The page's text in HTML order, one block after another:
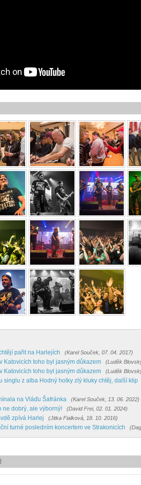
pařit na Harlejích (Karel Souček, 07. 04. 2017)
Katovicích toho byl jasným důkazem (Luděk
Katovicích toho byl jasným důkazem (Luděk
singlu z alba Hodný holky zlý kluky chtěj, další klip
na Vláďu Šafránka (Karel Souček, 13. 06. 2022)
ne dobrý, ale výborný! (David Frei, 02. 01. 2024)
zpívá Harlej (Jitka Fialková, 18. 10. 2016)
turné posledním koncertem ve Strakonicích